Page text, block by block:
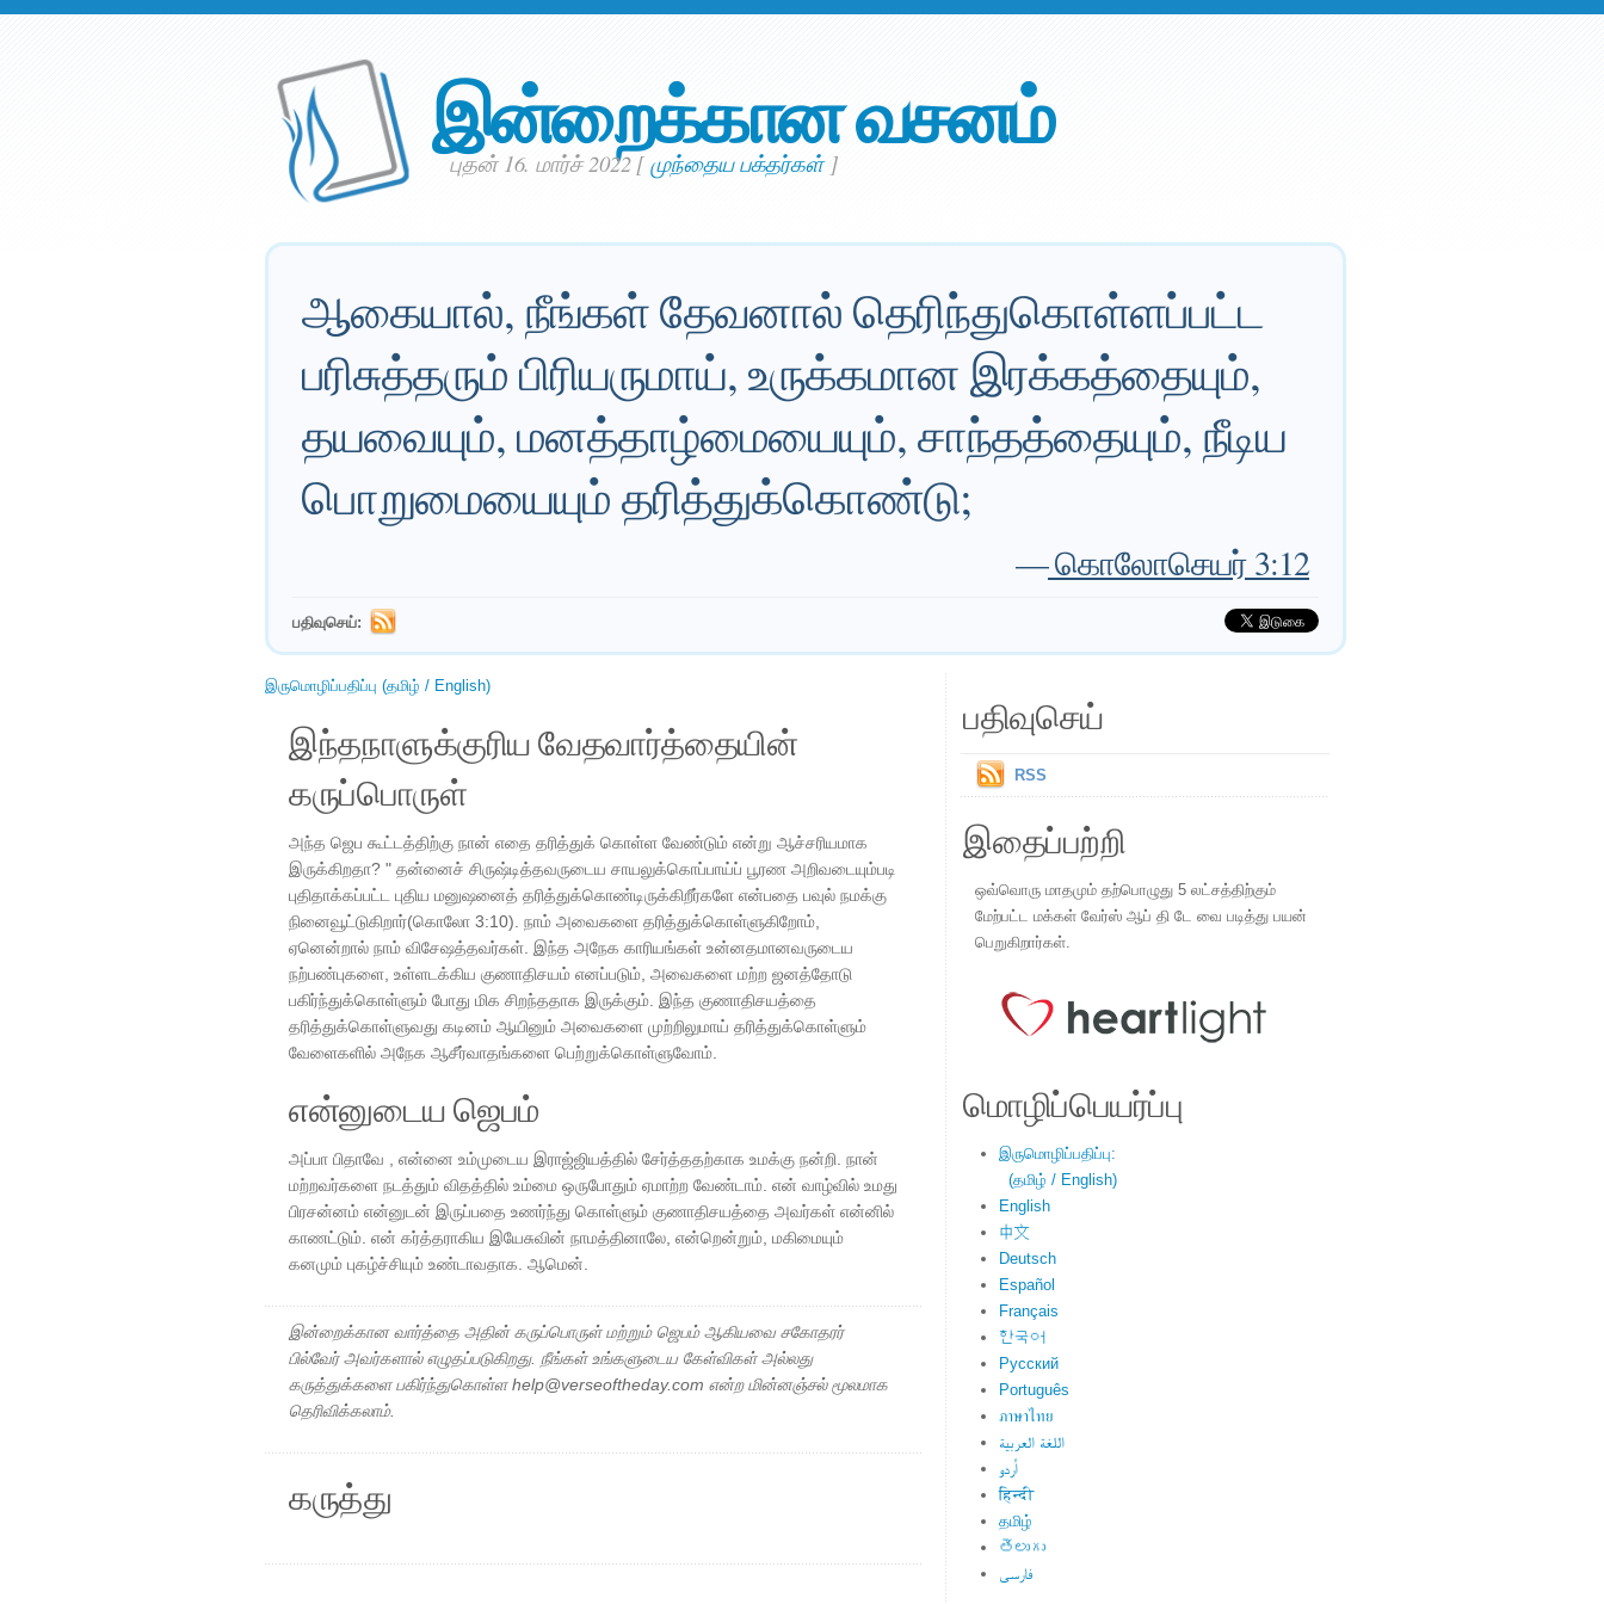
இன்றைக்கான வசனம்
புதன் 16. மார்ச் 2022 [முந்தைய பக்தர்கள்]
ஆகையால், நீங்கள் தேவனால் தெரிந்துகொள்ளப்பட்ட
பரிசுத்தரும் பிரியருமாய், உருக்கமான இரக்கத்தையும்,
தயவையும், மனத்தாழ்மையையும், சாந்தத்தையும், நீடிய
பொறுமையையும் தரித்துக்கொண்டு;
—கொலோசெயர் 3:12
பதிவுசெய்:
இருமொழிப்பதிப்பு (தமிழ் / English)
இந்தநாளுக்குரிய வேதவார்த்தையின்
கருப்பொருள்
அந்த ஜெப கூட்டத்திற்கு நான் எதை தரித்துக் கொள்ள வேண்டும் என்று ஆச்சரியமாக
இருக்கிறதா? " தன்னைச் சிருஷ்டித்தவருடைய சாயலுக்கொப்பாய்ப் பூரண அறிவடையும்படி
புதிதாக்கப்பட்ட புதிய மனுஷனைத் தரித்துக்கொண்டிருக்கிறீர்களே என்பதை பவுல் நமக்கு
நினைவூட்டுகிறார்(கொலோ 3:10). நாம் அவைகளை தரித்துக்கொள்ளுகிறோம்,
ஏனென்றால் நாம் விசேஷத்தவர்கள். இந்த அநேக காரியங்கள் உன்னதமானவருடைய
நற்பண்புகளை, உள்ளடக்கிய குணாதிசயம் எனப்படும், அவைகளை மற்ற ஜனத்தோடு
பகிர்ந்துக்கொள்ளும் போது மிக சிறந்ததாக இருக்கும். இந்த குணாதிசயத்தை
தரித்துக்கொள்ளுவது கடினம் ஆயினும் அவைகளை முற்றிலுமாய் தரித்துக்கொள்ளும்
வேளைகளில் அநேக ஆசீர்வாதங்களை பெற்றுக்கொள்ளுவோம்.
என்னுடைய ஜெபம்
அப்பா பிதாவே , என்னை உம்முடைய இராஜ்ஜியத்தில் சேர்த்ததற்காக உமக்கு நன்றி. நான்
மற்றவர்களை நடத்தும் விதத்தில் உம்மை ஒருபோதும் ஏமாற்ற வேண்டாம். என் வாழ்வில் உமது
பிரசன்னம் என்னுடன் இருப்பதை உணர்ந்து கொள்ளும் குணாதிசயத்தை அவர்கள் என்னில்
காணட்டும். என் கர்த்தராகிய இயேசுவின் நாமத்தினாலே, என்றென்றும், மகிமையும்
கனமும் புகழ்ச்சியும் உண்டாவதாக. ஆமென்.
இன்றைக்கான வார்த்தை அதின் கருப்பொருள் மற்றும் ஜெபம் ஆகியவை சகோதரர்
பில்வேர் அவர்களால் எழுதப்படுகிறது. நீங்கள் உங்களுடைய கேள்விகள் அல்லது
கருத்துக்களை பகிர்ந்துகொள்ள help@verseoftheday.com என்ற மின்னஞ்சல் மூலமாக
தெரிவிக்கலாம்.
கருத்து
பதிவுசெய்
RSS
இதைப்பற்றி
ஒவ்வொரு மாதமும் தற்பொழுது 5 லட்சத்திற்கும்
மேற்பட்ட மக்கள் வேர்ஸ் ஆப் தி டே வை படித்து பயன்
பெறுகிறார்கள்.
மொழிப்பெயர்ப்பு
இருமொழிப்பதிப்பு:
(தமிழ் / English)
English
中文
Deutsch
Español
Français
한국어
Русский
Português
ภาษาไทย
اللغة العربية
اُردو
हिन्दी
தமிழ்
తెలుగు
فارسی